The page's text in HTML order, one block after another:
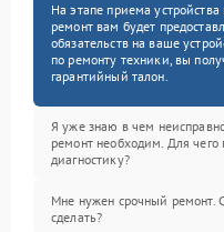
На этапе приема
ремонт вам будет
обязательств на ваше
по ремонту техники, вы
гарантийный талон.
Я уже знаю в чем
ремонт необходим. Для чего
диагностику?
Мне нужен срочный ремонт.
сделать?